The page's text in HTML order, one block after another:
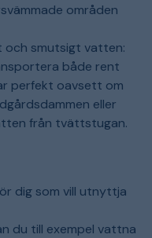
områden
och smutsigt vatten:
både rent
perfekt oavsett om
eller
från tvättstugan.
dig som vill utnyttja
du till exempel vattna